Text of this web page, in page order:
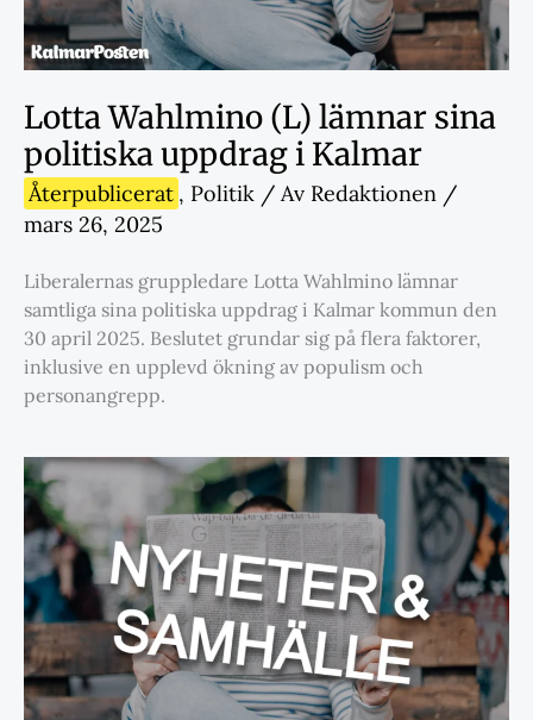
Lotta Wahlmino (L) lämnar sina
politiska uppdrag i Kalmar
Återpublicerat , Politik / Av Redaktionen /
mars 26, 2025
Liberalernas gruppledare Lotta Wahlmino lämnar
samtliga sina politiska uppdrag i Kalmar kommun den
30 april 2025. Beslutet grundar sig på flera faktorer,
inklusive en upplevd ökning av populism och
personangrepp.